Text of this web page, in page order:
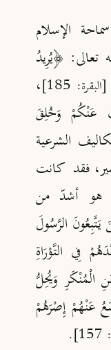
الإسلام
تعالى: ﴿يُرِيدُ
[البقرة: 185]
،
عَنْكُمْ وَخُلِقَ
الشرعية
فقد كانت
هو أشدّ من
الرَّسُولَ
فِي التَّوْرَاةِ
الْمُنْكَرِ وَيُحِلُّ
عَنْهُمْ إِصْرَهُمْ